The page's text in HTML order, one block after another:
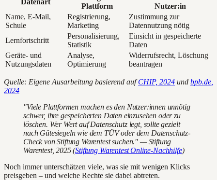
Plattform
Nutzer:in
Name, E-Mail,
Schule
Registrierung,
Marketing
Zustimmung zur
Datennutzung nötig
Lernfortschritt
Personalisierung,
Statistik
Einsicht in gespeicherte
Daten
Geräte- und
Nutzungsdaten
Analyse,
Optimierung
Widerrufsrecht, Löschung
beantragen
Quelle: Eigene Ausarbeitung basierend aufCHIP, 2024 und bpb.de,
2024
"Viele Plattformen machen es den Nutzer:innen unnötig
schwer, ihre gespeicherten Daten einzusehen oder zu
löschen. Wer Wert auf Datenschutz legt, sollte gezielt
nach Gütesiegeln wie dem TÜV oder dem Datenschutz-
Check von Stiftung Warentest suchen." — Stiftung
Warentest, 2025 (Stiftung Warentest Online-Nachhilfe)
Noch immer unterschätzen viele, was sie mit wenigen Klicks
preisgeben – und welche Rechte sie dabei abtreten.